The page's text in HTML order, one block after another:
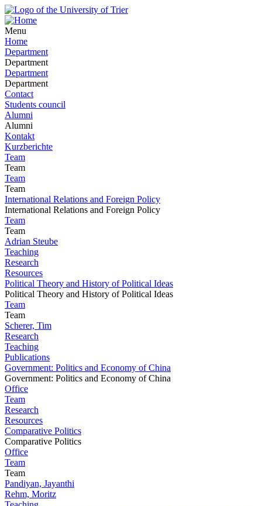
Menu
Home
Department
Department
Department
Department
Contact
Students council
Alumni
Alumni
Kontakt
Kurzberichte
Team
Team
Team
Team
International Relations and Foreign Policy
International Relations and Foreign Policy
Team
Team
Adrian Steube
Teaching
Research
Resources
Political Theory and History of Political Ideas
Political Theory and History of Political Ideas
Team
Team
Scherer, Tim
Research
Teaching
Publications
Government: Politics and Economy of China
Government: Politics and Economy of China
Office
Team
Research
Resources
Comparative Politics
Comparative Politics
Office
Team
Team
Pandiyan, Jayanthi
Rehm, Moritz